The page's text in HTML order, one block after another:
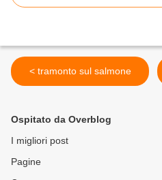
< tramonto sul salmone
Ospitato da Overblog
I migliori post
Pagine